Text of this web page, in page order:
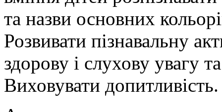
та назви основних
Розвивати пізнавальну
здорову і слухову увагу
Виховувати допитливість.